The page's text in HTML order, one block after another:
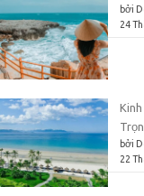
bởi
24
bởi
22